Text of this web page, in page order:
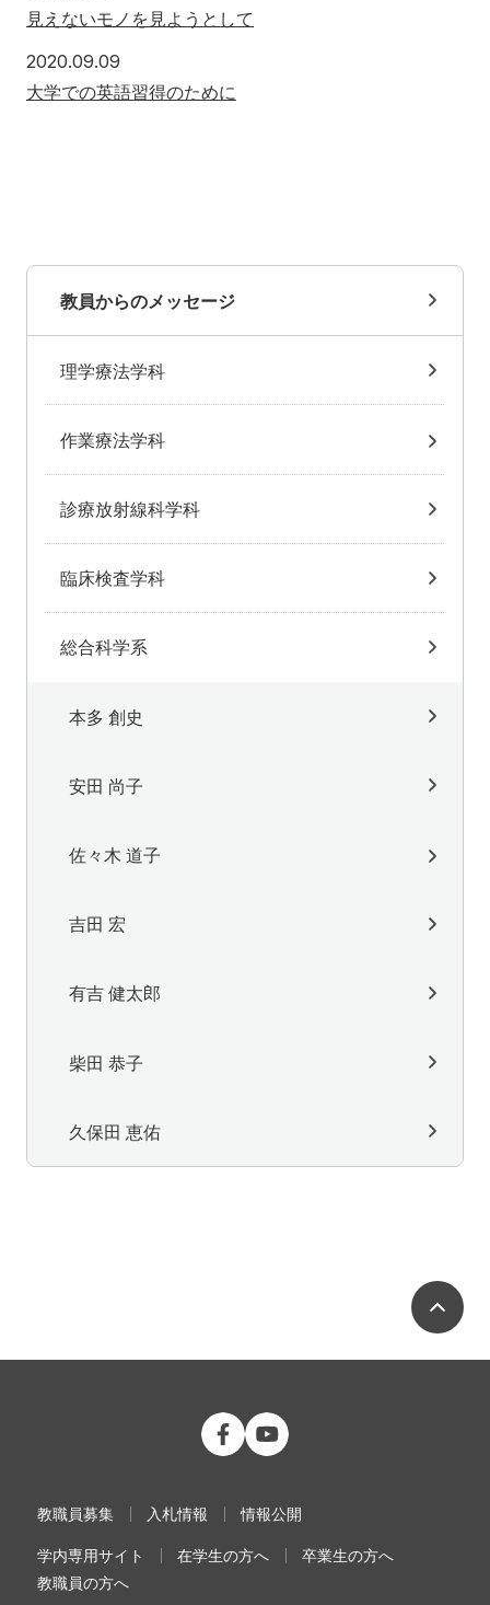
見えないモノを見ようとして
2020.09.09
大学での英語習得のために
教員からのメッセージ
理学療法学科
作業療法学科
診療放射線科学科
臨床検査学科
総合科学系
本多 創史
安田 尚子
佐々木 道子
吉田 宏
有吉 健太郎
柴田 恭子
久保田 恵佑
公立大学法人 福島県立医科大学
教職員募集 入札情報 情報公開
学内専用サイト 在学生の方へ
卒業生の方へ
教職員の方へ